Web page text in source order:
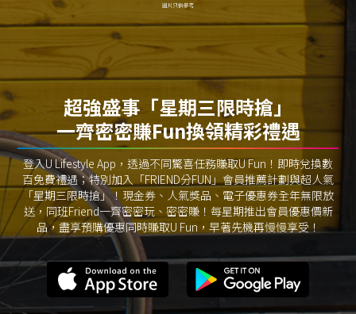
超強盛事「星期三限時搶」
一齊密密賺Fun換領精彩禮遇
登入U Lifestyle App，透過不同驚喜任務賺取U Fun！即時兌換數
百免費禮遇；特別加入「FRIEND分FUN」會員推薦計劃與超人氣
「星期三限時搶」！現金券、人氣獎品、電子優惠券全年無限放
送，同班Friend一齊密密玩、密密賺！每星期推出會員優惠價新
品，盡享預購優惠同時賺取U Fun，早著先機再慢慢享受！